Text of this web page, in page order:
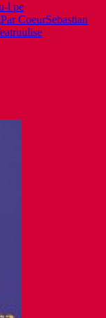
l pe
Par CoeurSebastian
ulise